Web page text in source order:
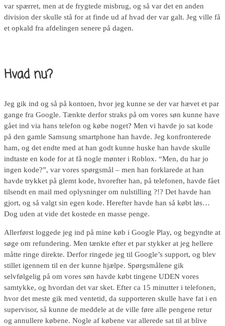
var spærret, men at de frygtede misbrug, og så var det en anden
division der skulle stå for at finde ud af hvad der var galt. Jeg ville få
et opkald fra afdelingen senere på dagen.
Hvad nu?
Jeg gik ind og så på kontoen, hvor jeg kunne se der var hævet et par
gange fra Google. Tænkte derfor straks på om vores søn kunne have
gået ind via hans telefon og købe noget? Men vi havde jo sat kode
på den gamle Samsung smartphone han havde. Jeg konfronterede
ham, og det endte med at han godt kunne huske han havde skulle
indtaste en kode for at få nogle mønter i Roblox. “Men, du har jo
ingen kode?”, var vores spørgsmål – men han forklarede at han
havde trykket på glemt kode, hvorefter han, på telefonen, havde fået
tilsendt en mail med oplysninger om nulstilling ?!? Det havde han
gjort, og så valgt sin egen kode. Herefter havde han så købt løs…
Dog uden at vide det kostede en masse penge.
Allerførst loggede jeg ind på mine køb i Google Play, og begyndte at
søge om refundering. Men tænkte efter et par stykker at jeg hellere
måtte ringe direkte. Derfor ringede jeg til Google’s support, og blev
stillet igennem til en der kunne hjælpe. Spørgsmålene gik
selvfølgelig på om vores søn havde købt tingene UDEN vores
samtykke, og hvordan det var sket. Efter ca 15 minutter i telefonen,
hvor det meste gik med ventetid, da supporteren skulle have fat i en
supervisor, så kunne de meddele at de ville føre alle pengene retur
og annullere købene. Nogle af købene var allerede sat til at blive